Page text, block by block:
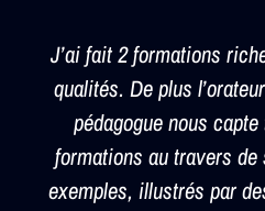
J’ai fait 2 formations
qualités. De plus
pédagogue nous
formations au travers
exemples, illustrés par